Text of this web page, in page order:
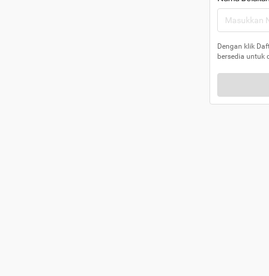
Dengan klik
bersedia untuk